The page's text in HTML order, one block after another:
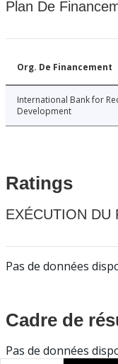
Plan De
Org. De Financement
International Bank for
Development
Ratings
EXÉCUTION DU
Pas de données
Cadre de
Pas de données